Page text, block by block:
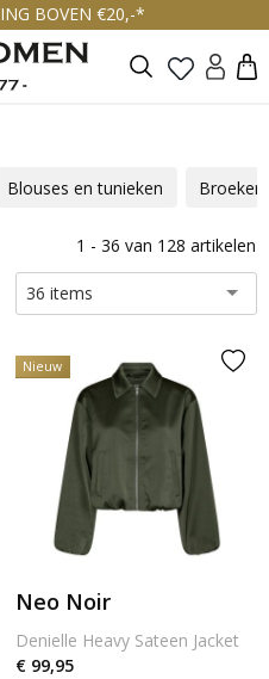
BOVEN €20,-*
Zoeken
Blouses en tunieken Broeken
1 - 36 van 128 artikelen
36 items
Nieuw
Neo Noir
Denielle Heavy Sateen Jacket
€ 99,95